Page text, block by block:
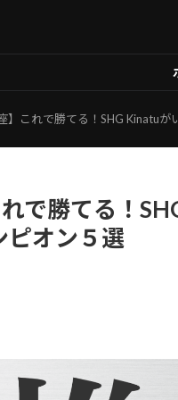
】これで勝てる！SHG Kinatu
れで勝てる！
ピオン５選